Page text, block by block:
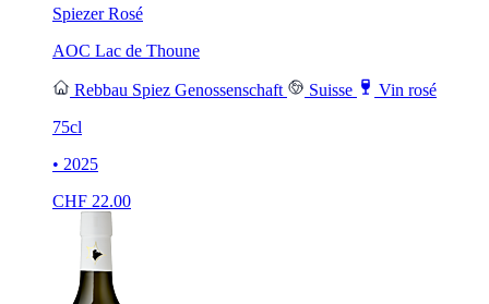
Spiezer Rosé
AOC Lac de Thoune
Rebbau Spiez Genossenschaft Suisse
Vin rosé
75cl
• 2025
CHF 22.00